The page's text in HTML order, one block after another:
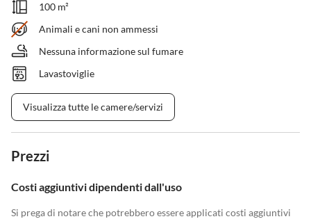
100 m²
Animali e cani non ammessi
Nessuna informazione sul fumare
Lavastoviglie
Visualizza tutte le camere/servizi
Prezzi
Costi aggiuntivi dipendenti dall'uso
Si prega di notare che potrebbero essere applicati costi aggiuntivi